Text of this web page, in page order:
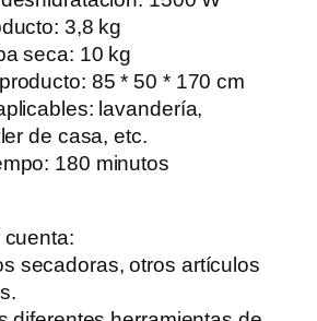
3,8 kg
seca: 10 kg
85 * 50 * 170 cm
lavandería,
de casa, etc.
180 minutos
cuenta:
secadoras, otros artículos